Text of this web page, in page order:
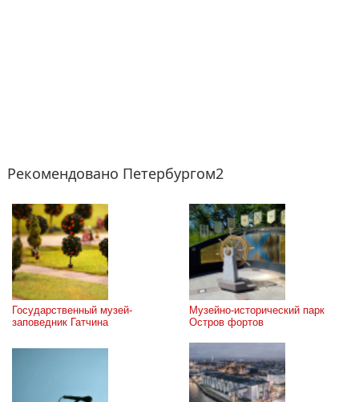
Рекомендовано Петербургом2
Государственный музей-
заповедник Гатчина
Музейно-исторический парк
Остров фортов